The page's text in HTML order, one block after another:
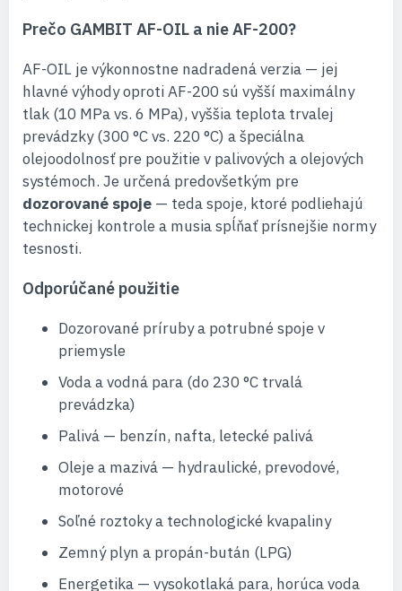
Prečo GAMBIT AF-OIL a nie AF-200?
AF-OIL je výkonnostne nadradená verzia — jej
hlavné výhody oproti AF-200 sú vyšší maximálny
tlak (10 MPa vs. 6 MPa), vyššia teplota trvalej
prevádzky (300 °C vs. 220 °C) a špeciálna
olejoodolnosť pre použitie v palivových a olejových
systémoch. Je určená predovšetkým pre
dozorované spoje — teda spoje, ktoré podliehajú
technickej kontrole a musia spĺňať prísnejšie normy
tesnosti.
Odporúčané použitie
Dozorované príruby a potrubné spoje v
priemysle
Voda a vodná para (do 230 °C trvalá
prevádzka)
Palivá — benzín, nafta, letecké palivá
Oleje a mazivá — hydraulické, prevodové,
motorové
Soľné roztoky a technologické kvapaliny
Zemný plyn a propán-bután (LPG)
Energetika — vysokotlaká para, horúca voda